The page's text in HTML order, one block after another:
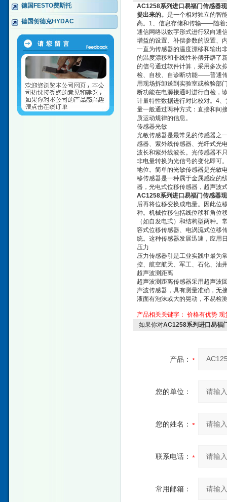
德国FESTO费斯托
德国贺德克HYDAC
AC1258系列进口易福门传感器
提出来的。 是一个相对独立的智
高。1、信息存储和传输——随着
通信网络以数字形式进行双向通
增益的设置、补偿参数的设置、
一直为传感器的温度漂移和输出
的温度漂移和非线性补偿开辟了
的信号通过软件计算，采用多次
检、自校、自诊断功能——普通传
用现场拆卸送到实验室或检验部
断功能在电源接通时进行自检，
计量特性数据进行对比校对。4
量一般通过两种方式：直接和间
质运动规律的信息。
传感器光敏
光敏传感器是最常见的传感器之
感器、紫外线传感器、光纤式光
波长和紫外线波长。光传感器不
非电量转换为光信号的变化即可
地位。简单的光敏传感器是光敏
移传感器是一种属于金属感应的
器，光电式位移传感器，超声波
AC1258系列进口易福门传感器
后再将位移变换成电量。因此位
种。机械位移包括线位移和角位
（如自发电式）和结构型两种
容式位移传感器、电涡流式位移
统。这种传感器发展迅速，应用
压力
压力传感器引是工业实践中最为
控、航空航天、军工、石化、油
超声波测距离
超声波测距离传感器采用超声波
声波传感器，具有测量准确，无
液面有泡沫或大的晃动，不易检
产品相关关键字： 价格有优势 现
如果你对AC1258系列进口易福
产品：
您的单位：
您的姓名：
联系电话：
常用邮箱：